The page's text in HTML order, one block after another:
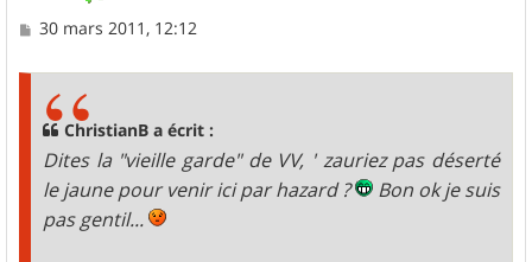
M
30 mars 2011, 12:12
ChristianB a écrit :
Dites la "vieille garde" de VV, ' zauriez pas déserté
le jaune pour venir ici par hazard ?
Bon ok je suis
pas gentil...